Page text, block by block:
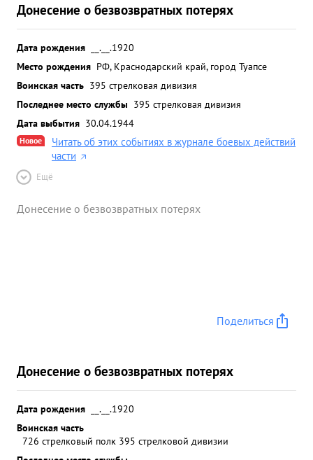
Донесение о безвозвратных потерях
Дата рождения
__.__.1920
Место рождения РФ, Краснодарский край, город Туапсе
Воинская часть 395 стрелковая дивизия
Последнее место службы 395 стрелковая дивизия
Дата выбытия 30.04.1944
Новое
Читать об этих событиях в журнале боевых действий
части
Ещё
Донесение о безвозвратных потерях
Поделиться
Донесение о безвозвратных потерях
Дата рождения
__.__.1920
Воинская часть
726 стрелковый полк 395 стрелковой дивизии